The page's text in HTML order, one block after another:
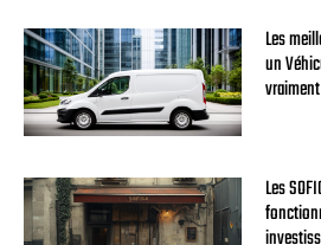
Les
un
Les